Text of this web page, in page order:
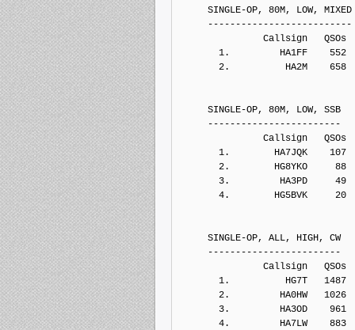
SINGLE-OP, 80M, LOW, MIXED
--------------------------
Callsign   QSOs  Points
1.         HA1FF    552
2.          HA2M    658
SINGLE-OP, 80M, LOW, SSB
------------------------
Callsign   QSOs  Points
1.        HA7JQK    107
2.        HG8YKO     88
3.         HA3PD     49
4.        HG5BVK     20
SINGLE-OP, ALL, HIGH, CW
------------------------
Callsign   QSOs  Points
1.          HG7T   1487
2.         HA0HW   1026
3.         HA3OD    961
4.         HA7LW    883